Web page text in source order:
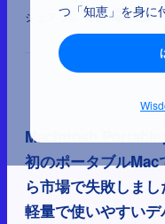
つ「知恵」を身に
シェア
Macintosh Portable
初のポータブル
ら市場で失敗しま
軽量で使いやすい